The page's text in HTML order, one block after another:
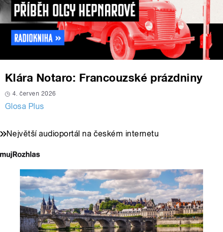
Klára Notaro: Francouzské prázdniny
4. červen 2026
Glosa Plus
Největší audioportál na českém internetu